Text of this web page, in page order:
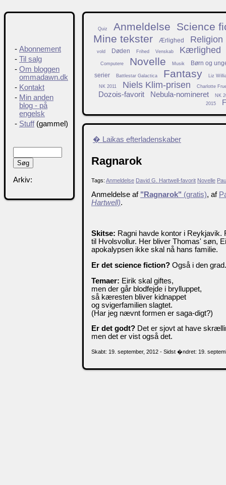
Quiz Anmeldelse
Science
Mine tekster
Ærlighed Religion
vold Døden Frihed Venskab Kærlighed
Computere Novelle Musik
Børn og
serier
Battlestar Galactica Fantasy Liz
NK 2011 Niels Klim-prisen Charlotte
Dozois-favorit Nebula-nomineret
NK
2015
� Laikas efterladenskaber
Ragnarok
Tags: Anmeldelse David G. Hartwell-favorit Novelle
Anmeldelse af "Ragnarok" (gratis), af
Hartwell).
Skitse: Ragni havde kontor i
til Hvolsvollur. Her bliver Thomas' søn,
apokalypsen ikke skal nå hans familie.
Er det science fiction? Også i den grad.
Temaer: Eirik skal giftes,
men der går blodfejde i brylluppet,
så kæresten bliver kidnappet
og svigerfamilien slagtet.
(Har jeg nævnt formen er saga-digt?)
Er det godt? Det er sjovt at have
men det er vist også det.
Skabt: 19. september, 2012 - Sidst �ndret: 19.
- Abonnement
- Til salg
- Om bloggen
ommadawn.dk
- Kontakt
- Min anden
blog - på
engelsk
- Stuff(gammel)
Arkiv: